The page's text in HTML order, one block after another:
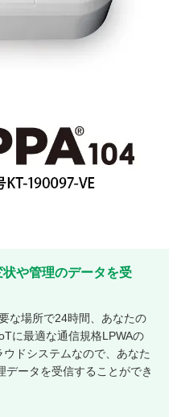
や管理のデータを受
な場所で24時間、あなたの
に最適な通信規格LPWAの
ドシステムなので、あなた
ータを受信することができ